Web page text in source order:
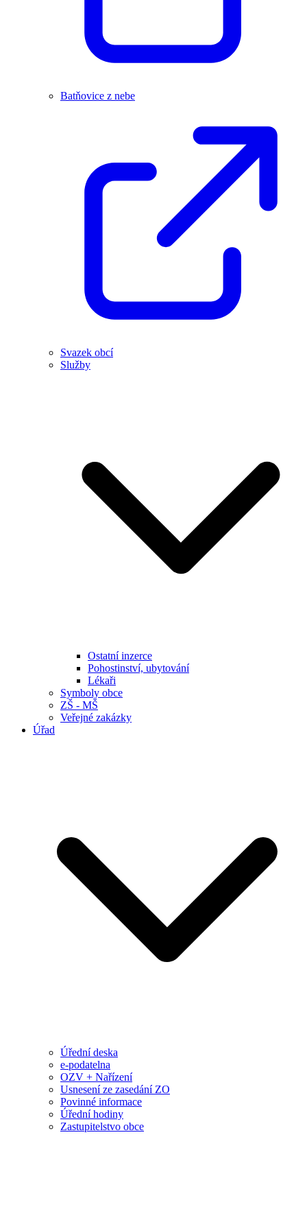
Batňovice z nebe
Svazek obcí
Služby
Ostatní inzerce
Pohostinství, ubytování
Lékaři
Symboly obce
ZŠ - MŠ
Veřejné zakázky
Úřad
Úřední deska
e-podatelna
OZV + Nařízení
Usnesení ze zasedání ZO
Povinné informace
Úřední hodiny
Zastupitelstvo obce